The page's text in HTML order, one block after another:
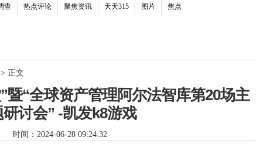
查 热点评论 聚焦资讯 天天315 图片 焦点
> 正文
暨“全球资产管理阿尔法智库第20场主
研讨会” -凯发k8游戏
时间：2024-06-28 09:24:32